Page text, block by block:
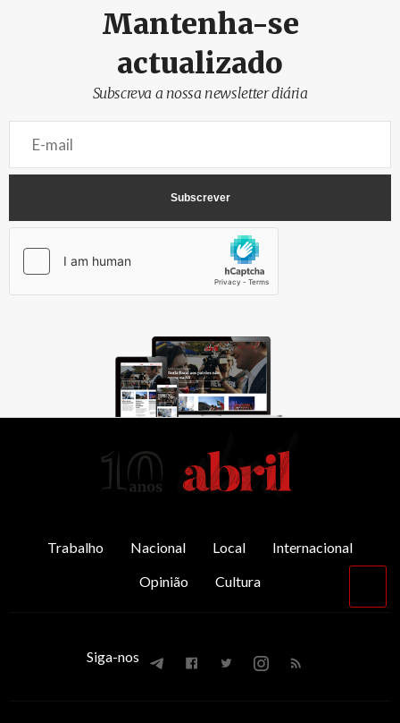
Mantenha-se
actualizado
Subscreva a nossa newsletter diária
Trabalho Nacional Local
Internacional
Opinião
Cultura
Siga-nos